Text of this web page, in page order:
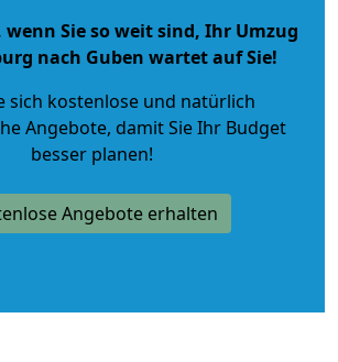
wenn Sie so weit sind, Ihr Umzug
nach Guben wartet auf Sie!
sich kostenlose und natürlich
Angebote, damit Sie Ihr Budget
besser planen!
Angebote erhalten